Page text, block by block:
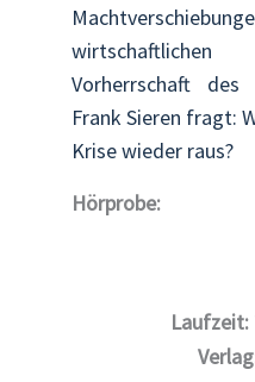
Vorherrschaft
Frank Sieren fragt:
Krise wieder raus?
Hörprobe:
Laufzeit: